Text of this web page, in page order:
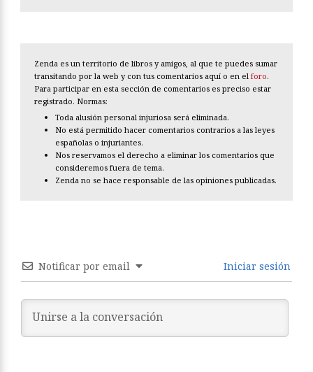
Zenda es un territorio de libros y amigos, al que te puedes sumar
transitando por la web y con tus comentarios aquí o en el foro.
Para participar en esta sección de comentarios es preciso estar
registrado. Normas:
Toda alusión personal injuriosa será eliminada.
No está permitido hacer comentarios contrarios a las leyes
españolas o injuriantes.
Nos reservamos el derecho a eliminar los comentarios que
consideremos fuera de tema.
Zenda no se hace responsable de las opiniones publicadas.
Notificar por email Iniciar sesión